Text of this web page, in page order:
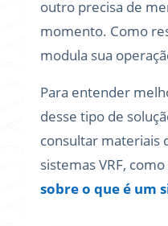
outro precisa de
momento. Como
modula sua
Para entender
desse tipo de
consultar materiais
sistemas VRF,
sobre o que é um